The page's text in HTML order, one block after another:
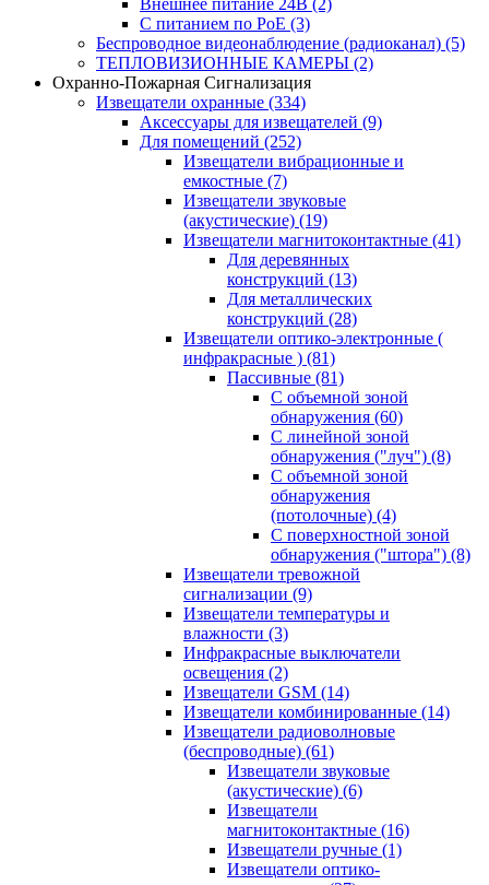
Внешнее питание 24В (2)
С питанием по PoE (3)
Беспроводное видеонаблюдение (радиоканал) (5)
ТЕПЛОВИЗИОННЫЕ КАМЕРЫ (2)
Охранно-Пожарная Сигнализация
Извещатели охранные (334)
Аксессуары для извещателей (9)
Для помещений (252)
Извещатели вибрационные и
емкостные (7)
Извещатели звуковые
(акустические) (19)
Извещатели магнитоконтактные (41)
Для деревянных
конструкций (13)
Для металлических
конструкций (28)
Извещатели оптико-электронные (
инфракрасные ) (81)
Пассивные (81)
С объемной зоной
обнаружения (60)
С линейной зоной
обнаружения ("луч") (8)
С объемной зоной
обнаружения
(потолочные) (4)
С поверхностной зоной
обнаружения ("штора") (8)
Извещатели тревожной
сигнализации (9)
Извещатели температуры и
влажности (3)
Инфракрасные выключатели
освещения (2)
Извещатели GSM (14)
Извещатели комбинированные (14)
Извещатели радиоволновые
(беспроводные) (61)
Извещатели звуковые
(акустические) (6)
Извещатели
магнитоконтактные (16)
Извещатели ручные (1)
Извещатели оптико-